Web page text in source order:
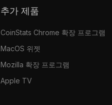
추가 제품
CoinStats Chrome 확장 프로그램
MacOS 위젯
Mozilla 확장 프로그램
Apple TV